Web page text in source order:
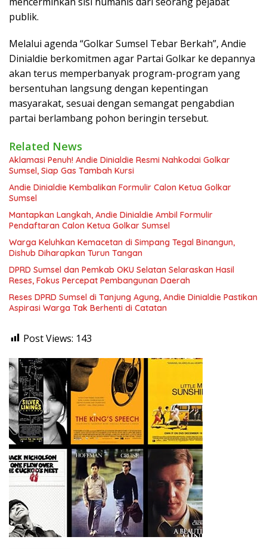
publik.
Melalui agenda “Golkar Sumsel Tebar Berkah”, Andie
Dinialdie berkomitmen agar Partai Golkar ke depannya
akan terus memperbanyak program-program yang
bersentuhan langsung dengan kepentingan
masyarakat, sesuai dengan semangat pengabdian
partai berlambang pohon beringin tersebut.
Related News
Aklamasi Penuh! Andie Dinialdie Resmi Nahkodai Golkar
Sumsel, Siap Gas Tambah Kursi
Andie Dinialdie Kembalikan Formulir Calon Ketua Golkar
Sumsel
Mantapkan Langkah, Andie Dinialdie Ambil Formulir
Pendaftaran Calon Ketua Golkar Sumsel
Warga Keluhkan Kemacetan di Simpang Tegal Binangun,
Dishub Diharapkan Turun Tangan
DPRD Sumsel dan Pemkab OKU Selatan Selaraskan Hasil
Reses, Fokus Percepat Pembangunan Daerah
Reses DPRD Sumsel di Tanjung Agung, Andie Dinialdie Pastikan
Aspirasi Warga Tak Berhenti di Catatan
Post Views: 143